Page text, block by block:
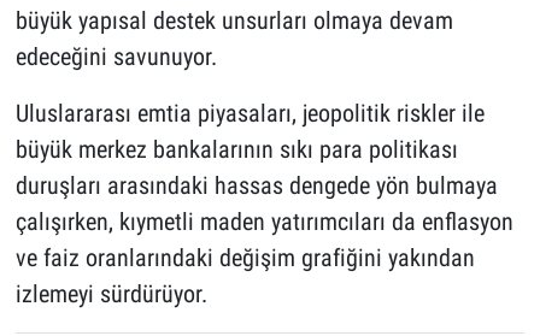
büyük yapısal destek unsurları olmaya devam
edeceğini savunuyor.
Uluslararası emtia piyasaları, jeopolitik riskler ile
büyük merkez bankalarının sıkı para politikası
duruşları arasındaki hassas dengede yön bulmaya
çalışırken, kıymetli maden yatırımcıları da enflasyon
ve faiz oranlarındaki değişim grafiğini yakından
izlemeyi sürdürüyor.